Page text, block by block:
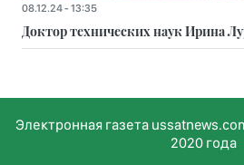
08.12.24 - 13:35
Доктор технических наук Ирина
Электронная газета
2020 года